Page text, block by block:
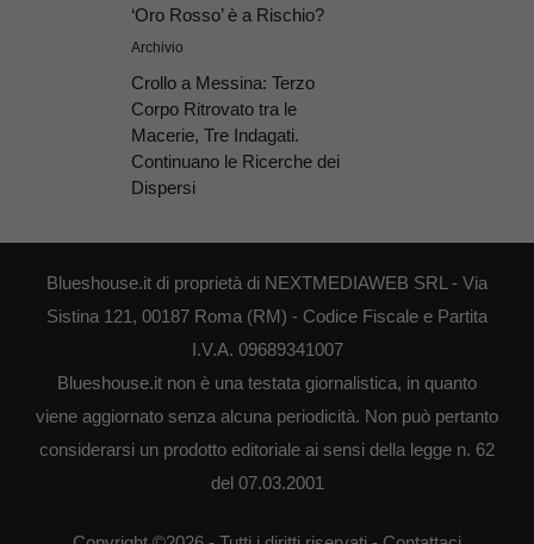
‘Oro Rosso’ è a Rischio?
Archivio
Crollo a Messina: Terzo
Corpo Ritrovato tra le
Macerie, Tre Indagati.
Continuano le Ricerche dei
Dispersi
Blueshouse.it di proprietà di NEXTMEDIAWEB SRL - Via
Sistina 121, 00187 Roma (RM) - Codice Fiscale e Partita
I.V.A. 09689341007
Blueshouse.it non è una testata giornalistica, in quanto
viene aggiornato senza alcuna periodicità. Non può pertanto
considerarsi un prodotto editoriale ai sensi della legge n. 62
del 07.03.2001